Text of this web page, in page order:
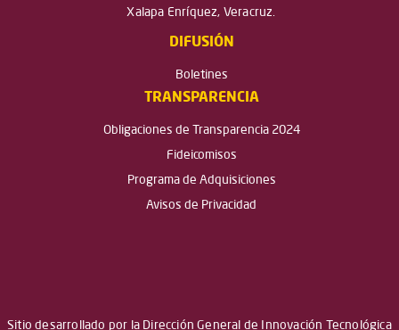
Xalapa Enríquez, Veracruz.
DIFUSIÓN
Boletines
TRANSPARENCIA
Obligaciones de Transparencia 2024
Fideicomisos
Programa de Adquisiciones
Avisos de Privacidad
Sitio desarrollado por la Dirección General de Innovación Tecnológica